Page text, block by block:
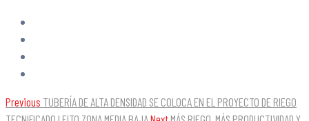
Previous TUBERÍA DE ALTA DENSIDAD SE COLOCA EN EL PROYECTO DE RIEGO